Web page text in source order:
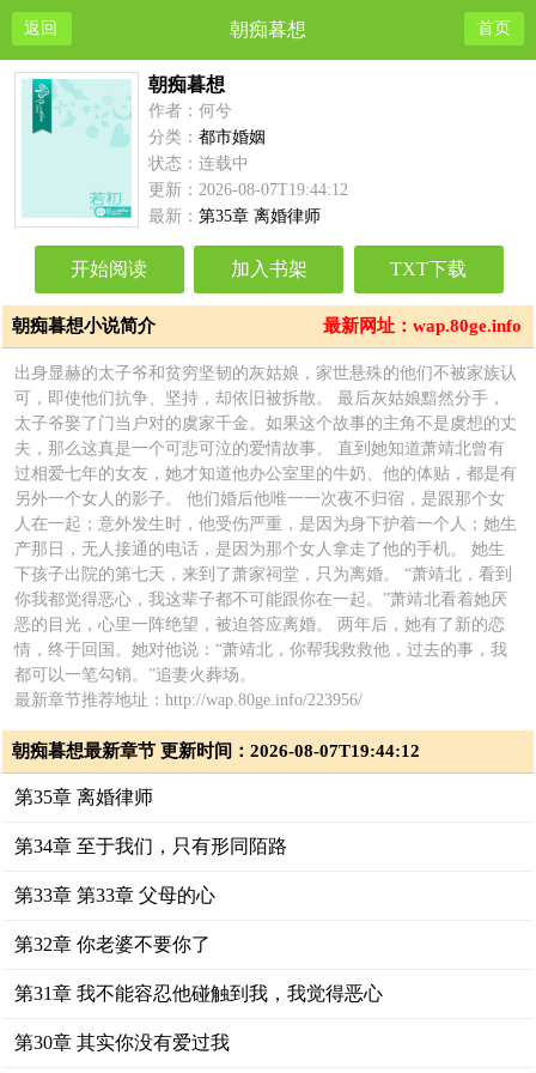
返回 朝痴暮想 首页
朝痴暮想
作者：何兮
分类：都市婚姻
状态：连载中
更新：2026-08-07T19:44:12
最新：第35章 离婚律师
开始阅读 加入书架 TXT下载
最新网址：wap.80ge.info
朝痴暮想小说简介
出身显赫的太子爷和贫穷坚韧的灰姑娘，家世悬殊的他们不被家族认
可，即使他们抗争、坚持，却依旧被拆散。 最后灰姑娘黯然分手，
太子爷娶了门当户对的虞家千金。如果这个故事的主角不是虞想的丈
夫，那么这真是一个可悲可泣的爱情故事。 直到她知道萧靖北曾有
过相爱七年的女友，她才知道他办公室里的牛奶、他的体贴，都是有
另外一个女人的影子。 他们婚后他唯一一次夜不归宿，是跟那个女
人在一起；意外发生时，他受伤严重，是因为身下护着一个人；她生
产那日，无人接通的电话，是因为那个女人拿走了他的手机。 她生
下孩子出院的第七天，来到了萧家祠堂，只为离婚。 “萧靖北，看到
你我都觉得恶心，我这辈子都不可能跟你在一起。”萧靖北看着她厌
恶的目光，心里一阵绝望，被迫答应离婚。 两年后，她有了新的恋
情，终于回国。她对他说：“萧靖北，你帮我救救他，过去的事，我
都可以一笔勾销。”追妻火葬场。
最新章节推荐地址：http://wap.80ge.info/223956/
朝痴暮想最新章节 更新时间：2026-08-07T19:44:12
第35章 离婚律师
第34章 至于我们，只有形同陌路
第33章 第33章 父母的心
第32章 你老婆不要你了
第31章 我不能容忍他碰触到我，我觉得恶心
第30章 其实你没有爱过我